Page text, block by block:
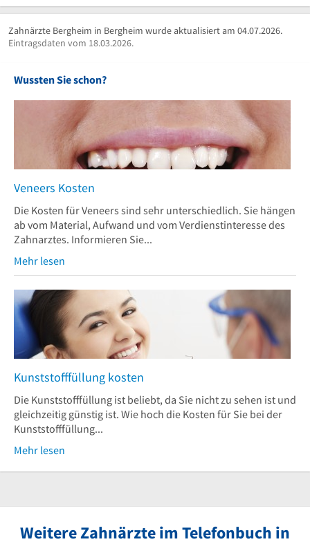
Zahnärzte Bergheim in Bergheim wurde aktualisiert am 04.07.2026.
Eintragsdaten vom 18.03.2026.
Wussten Sie schon?
Veneers Kosten
Die Kosten für Veneers sind sehr unterschiedlich. Sie hängen
ab vom Material, Aufwand und vom Verdienstinteresse des
Zahnarztes. Informieren Sie...
Mehr lesen
Kunststofffüllung kosten
Die Kunststofffüllung ist beliebt, da Sie nicht zu sehen ist und
gleichzeitig günstig ist. Wie hoch die Kosten für Sie bei der
Kunststofffüllung...
Mehr lesen
Weitere Zahnärzte im Telefonbuch in